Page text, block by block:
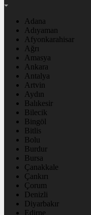
Adana
Adıyaman
Afyonkarahisar
Ağrı
Amasya
Ankara
Antalya
Artvin
Aydın
Balıkesir
Bilecik
Bingöl
Bitlis
Bolu
Burdur
Bursa
Çanakkale
Çankırı
Çorum
Denizli
Diyarbakır
Edirne